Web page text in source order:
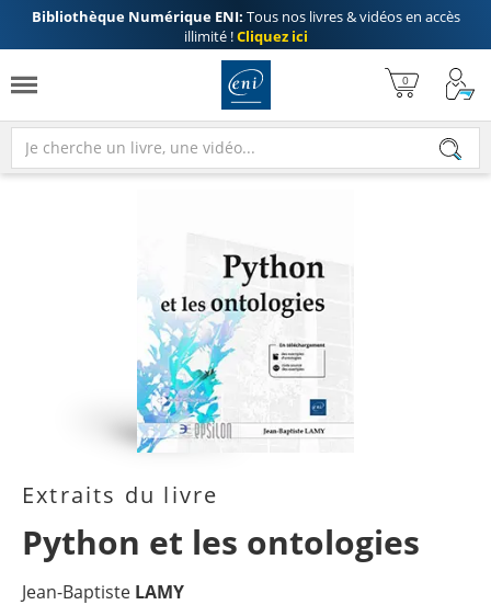
Bibliothèque Numérique ENI: Tous nos livres & vidéos en accès
illimité !Cliquez ici
Extraits du livre
Python et les ontologies
Jean-Baptiste LAMY